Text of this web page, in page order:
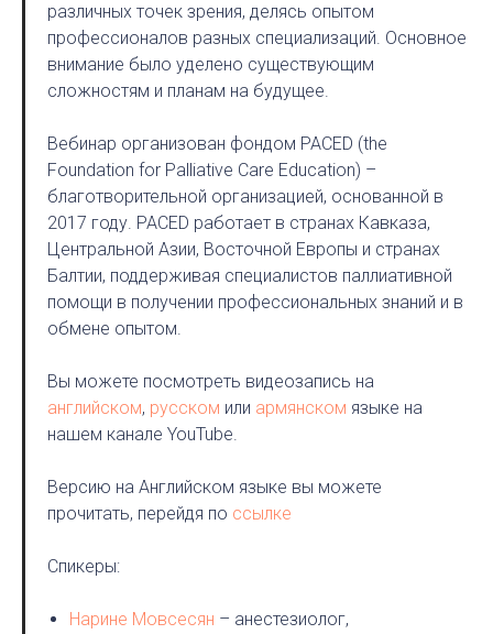
различных точек зрения, делясь опытом
профессионалов разных специализаций. Основное
внимание было уделено существующим
сложностям и планам на будущее.
Вебинар организован фондом PACED (the
Foundation for Palliative Care Education) –
благотворительной организацией, основанной в
2017 году. PACED работает в странах Кавказа,
Центральной Азии, Восточной Европы и странах
Балтии, поддерживая специалистов паллиативной
помощи в получении профессиональных знаний и в
обмене опытом.
Вы можете посмотреть видеозапись на
английском, русском или армянском языке на
нашем канале YouTube.
Версию на Английском языке вы можете
прочитать, перейдя по ссылке
Спикеры:
Нарине Мовсесян – анестезиолог,